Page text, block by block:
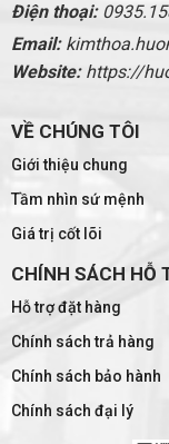
Điện thoại:
Email:
Website:https://
VỀ CHÚNG TÔI
Giới thiệu chung
Tầm nhìn sứ mệnh
Giá trị cốt lõi
CHÍNH SÁCH HỖ
Hỗ trợ đặt hàng
Chính sách trả hàng
Chính sách bảo hành
Chính sách đại lý